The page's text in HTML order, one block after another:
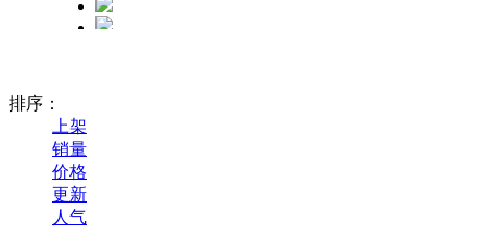
排序：
上架
销量
价格
更新
人气